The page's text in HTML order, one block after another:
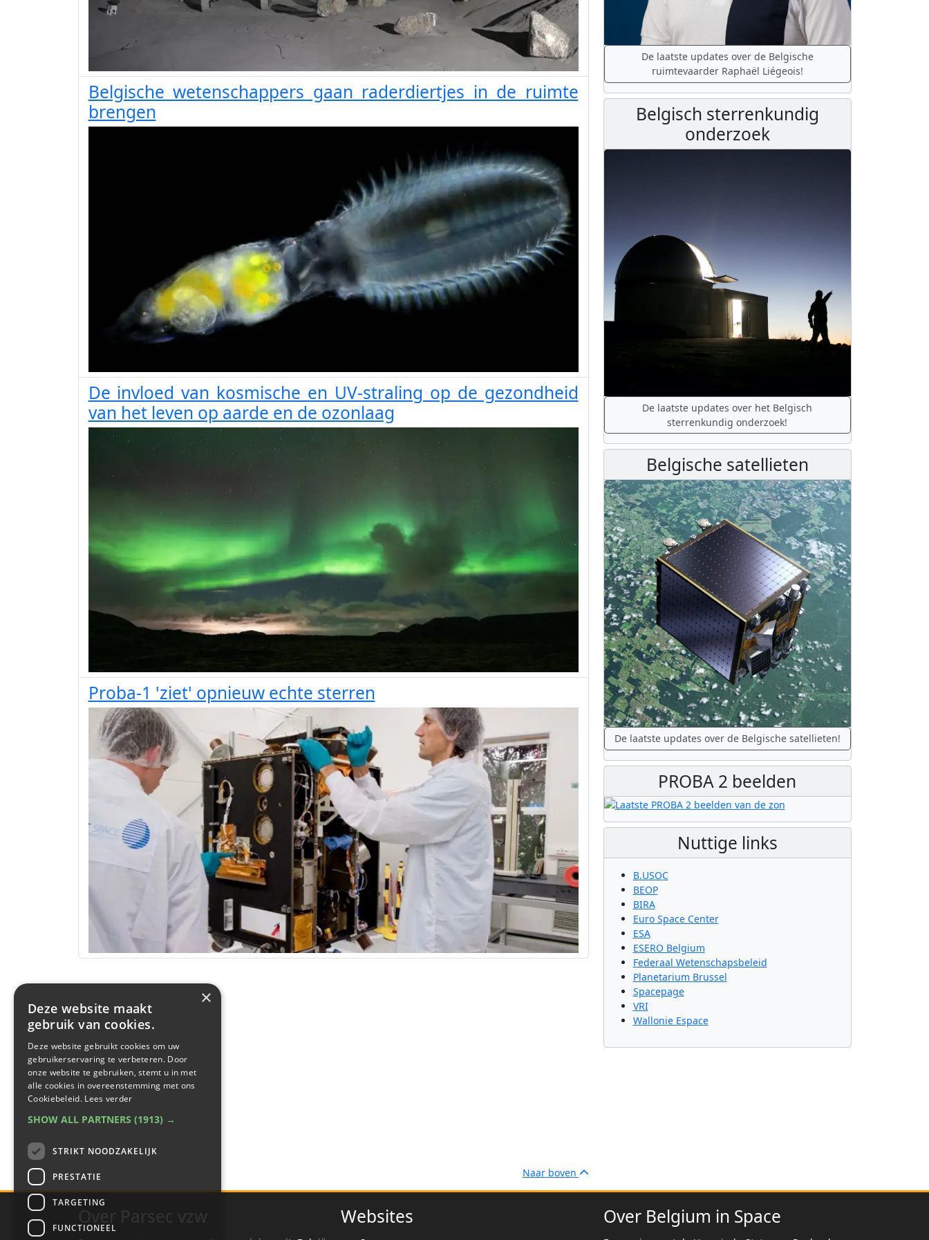
Belgische wetenschappers gaan raderdiertjes in de ruimte
brengen
De invloed van kosmische en UV-straling op de gezondheid
van het leven op aarde en de ozonlaag
Proba-1 'ziet' opnieuw echte sterren
Naar boven
De laatste updates over de Belgische
ruimtevaarder Raphaël Liégeois!
Belgisch sterrenkundig
onderzoek
De laatste updates over het Belgisch
sterrenkundig onderzoek!
Belgische satellieten
De laatste updates over de Belgische satellieten!
PROBA 2 beelden
Nuttige links
B.USOC
BEOP
BIRA
Euro Space Center
ESA
ESERO Belgium
Federaal Wetenschapsbeleid
Planetarium Brussel
Spacepage
VRI
Wallonie Espace
Websites Over Belgium in Space
×
Deze website maakt
gebruik van cookies.
Deze website gebruikt cookies om uw
gebruikerservaring te verbeteren. Door
onze website te gebruiken, stemt u in met
alle cookies in overeenstemming met ons
Cookiebeleid. Lees verder
SHOW ALL PARTNERS (1913) →
STRIKT NOODZAKELIJK
PRESTATIE
TARGETING
FUNCTIONEEL